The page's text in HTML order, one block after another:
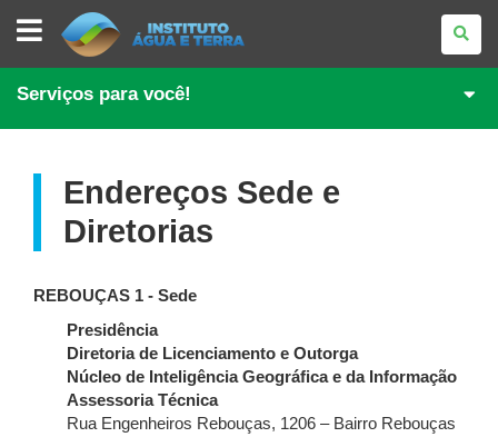
INSTITUTO
ÁGUA
E
TERRA
Serviços para você!
Endereços Sede e
Diretorias
REBOUÇAS 1 - Sede
Presidência
Diretoria de Licenciamento e Outorga
Núcleo de Inteligência Geográfica e da Informação
Assessoria Técnica
Rua Engenheiros Rebouças, 1206 – Bairro Rebouças